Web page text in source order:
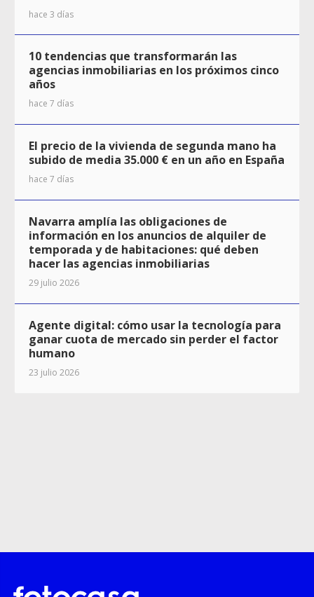
hace 3 días
10 tendencias que transformarán las
agencias inmobiliarias en los próximos cinco
años
hace 7 días
El precio de la vivienda de segunda mano ha
subido de media 35.000 € en un año en España
hace 7 días
Navarra amplía las obligaciones de
información en los anuncios de alquiler de
temporada y de habitaciones: qué deben
hacer las agencias inmobiliarias
29 julio 2026
Agente digital: cómo usar la tecnología para
ganar cuota de mercado sin perder el factor
humano
23 julio 2026